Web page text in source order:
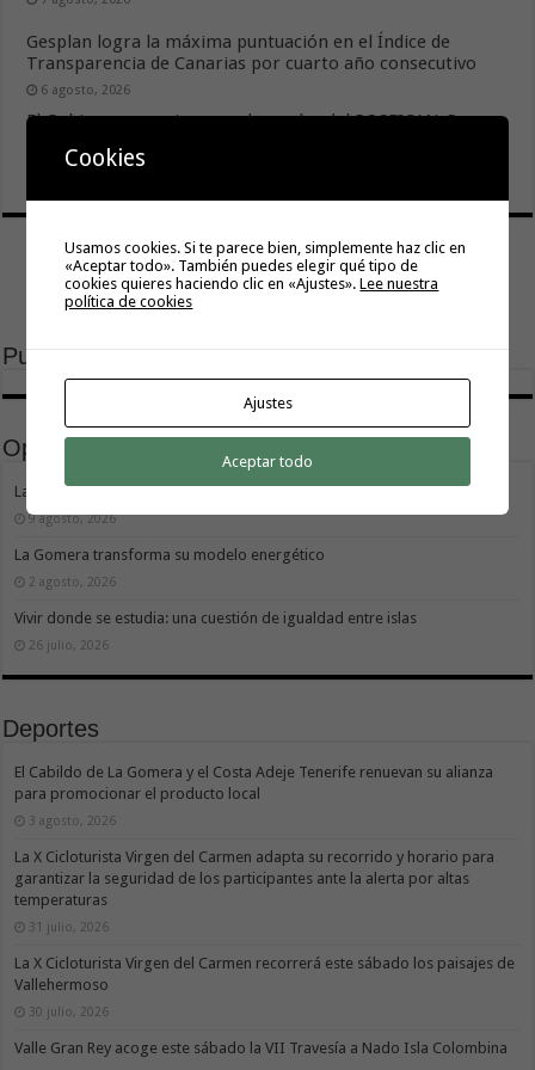
Gesplan logra la máxima puntuación en el Índice de
Transparencia de Canarias por cuarto año consecutivo
6 agosto, 2026
El Gobierno canario concede ayudas del POSEICAN-Pesca
6 agosto, 2026
Publicidad
Opinión
La movilidad también construye isla
9 agosto, 2026
La Gomera transforma su modelo energético
2 agosto, 2026
Vivir donde se estudia: una cuestión de igualdad entre islas
26 julio, 2026
Deportes
El Cabildo de La Gomera y el Costa Adeje Tenerife renuevan su alianza
para promocionar el producto local
3 agosto, 2026
La X Cicloturista Virgen del Carmen adapta su recorrido y horario para
garantizar la seguridad de los participantes ante la alerta por altas
temperaturas
31 julio, 2026
La X Cicloturista Virgen del Carmen recorrerá este sábado los paisajes de
Vallehermoso
30 julio, 2026
Valle Gran Rey acoge este sábado la VII Travesía a Nado Isla Colombina
Cookies
Usamos cookies. Si te parece bien, simplemente haz clic en
«Aceptar todo». También puedes elegir qué tipo de
cookies quieres haciendo clic en «Ajustes».Lee nuestra
política de cookies
Ajustes
Aceptar todo